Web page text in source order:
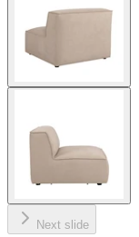
Next slide